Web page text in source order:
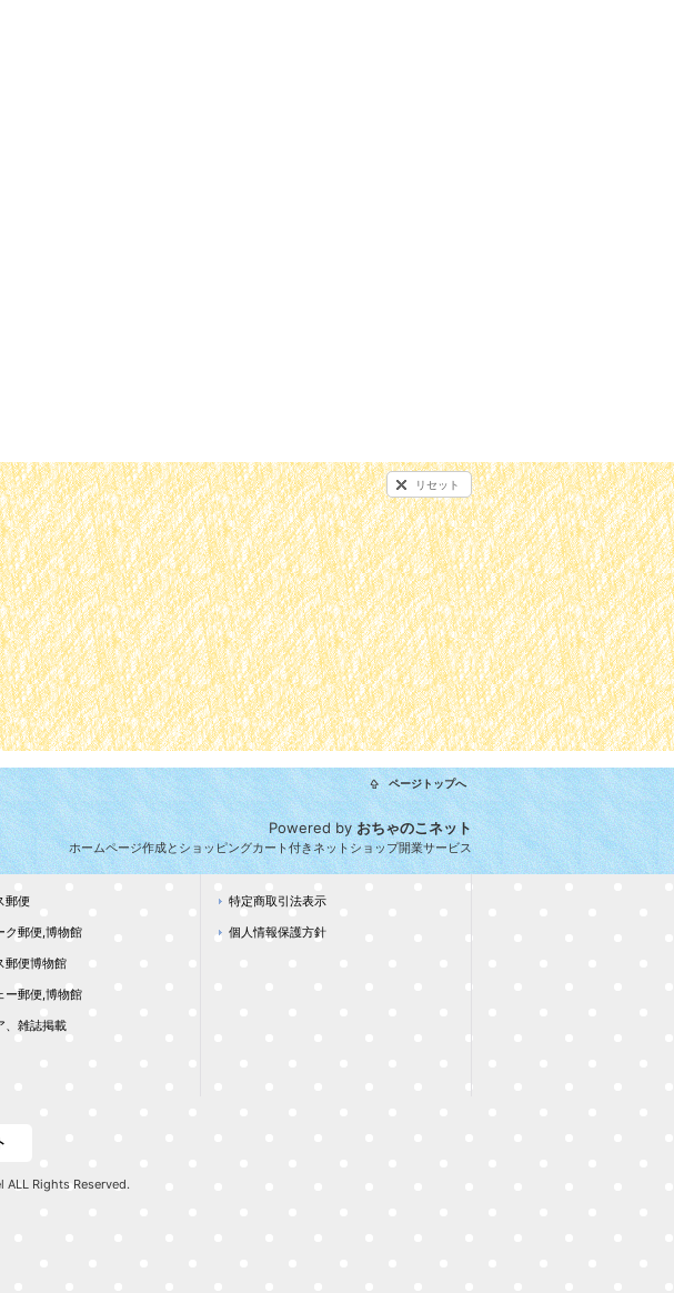
リセット
ページトップへ
Powered byおちゃのこネット
ホームページ作成とショッピングカート付きネットショップ開業サービス
郵便
ク郵便,博物館
郵便博物館
ー郵便,博物館
、雑誌掲載
特定商取引法表示
個人情報保護方針
Rights Reserved.